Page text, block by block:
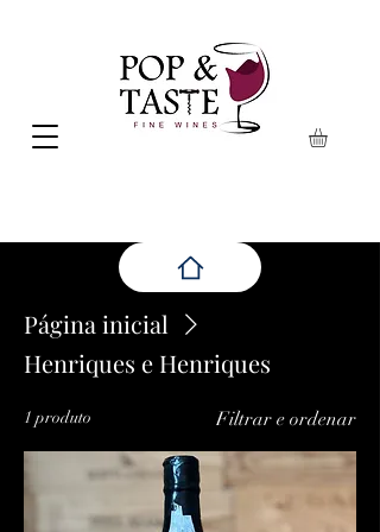
Página inicial
Henriques e Henriques
1 produto Filtrar e ordenar